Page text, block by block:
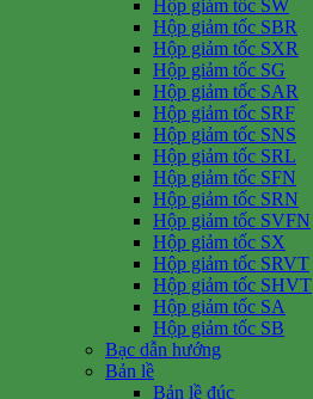
Hộp giảm tốc SW
Hộp giảm tốc SBR
Hộp giảm tốc SXR
Hộp giảm tốc SG
Hộp giảm tốc SAR
Hộp giảm tốc SRF
Hộp giảm tốc SNS
Hộp giảm tốc SRL
Hộp giảm tốc SFN
Hộp giảm tốc SRN
Hộp giảm tốc SVFN
Hộp giảm tốc SX
Hộp giảm tốc SRVT
Hộp giảm tốc SHVT
Hộp giảm tốc SA
Hộp giảm tốc SB
Bạc dẫn hướng
Bản lề
Bản lề đúc